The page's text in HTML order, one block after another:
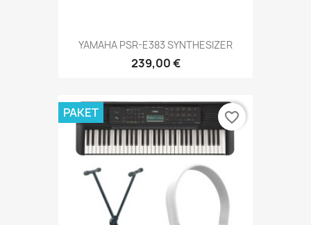
YAMAHA PSR-E383 SYNTHESIZER
239,00 €
PAKET favorite_border